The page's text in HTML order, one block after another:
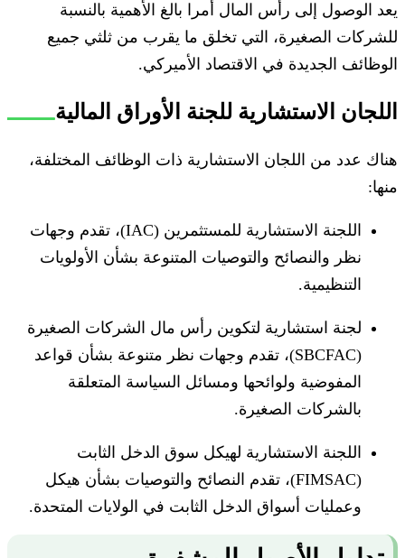
يعد الوصول إلى رأس المال أمرا بالغ الأهمية بالنسبة
للشركات الصغيرة، التي تخلق ما يقرب من ثلثي جميع
الوظائف الجديدة في الاقتصاد الأميركي.
اللجان الاستشارية للجنة الأوراق المالية
هناك عدد من اللجان الاستشارية ذات الوظائف المختلفة،
منها:
اللجنة الاستشارية للمستثمرين (IAC)، تقدم وجهات
نظر والنصائح والتوصيات المتنوعة بشأن الأولويات
التنظيمية.
لجنة استشارية لتكوين رأس مال الشركات الصغيرة
(SBCFAC)، تقدم وجهات نظر متنوعة بشأن قواعد
المفوضية ولوائحها ومسائل السياسة المتعلقة
بالشركات الصغيرة.
اللجنة الاستشارية لهيكل سوق الدخل الثابت
(FIMSAC)، تقدم النصائح والتوصيات بشأن هيكل
وعمليات أسواق الدخل الثابت في الولايات المتحدة.